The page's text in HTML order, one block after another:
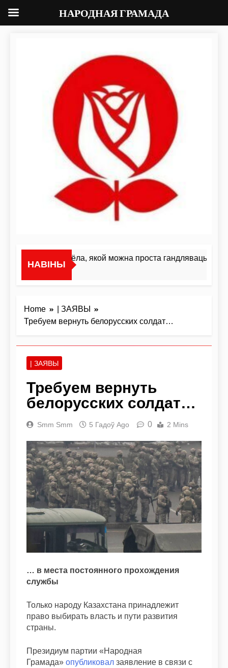
НАВІНЫ
«Я не жывёла, якой можна проста гандляваць»У
Home
| ЗАЯВЫ
Требуем вернуть белорусских солдат…
| ЗАЯВЫ
Требуем вернуть
белорусских солдат…
Smm Smm 5 Гадоў Ago 0 2 Mins
… в места постоянного прохождения
службы
Только народу Казахстана принадлежит
право выбирать власть и пути развития
страны.
Президиум партии «Народная
Грамада» опубликовал заявление в связи с
НАРОДНАЯ ГРАМАДА